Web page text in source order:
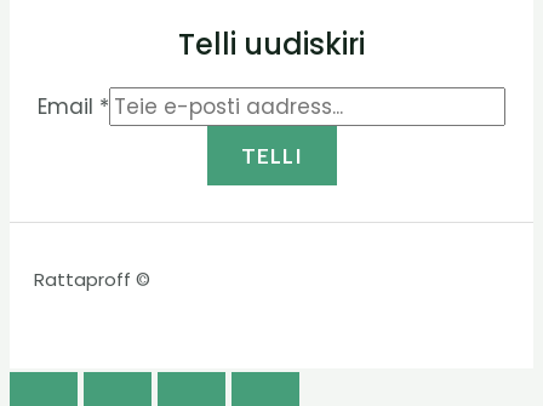
Telli uudiskiri
Email *
TELLI
Rattaproff ©